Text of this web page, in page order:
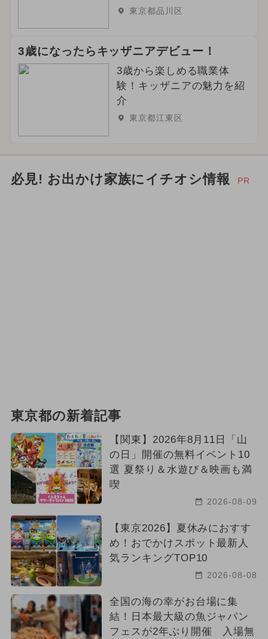
東京都品川区
3歳になったらキッザニアデビュー！
3歳から楽しめる職業体
験！キッザニアの魅力を紹
介
東京都江東区
必見! お出かけ家族にイチオシ情報 PR
東京都の新着記事
【関東】2026年8月11日「山
の日」開催の無料イベント10
選 夏祭り＆水遊び＆映画も満
喫
2026-08-09
【東京2026】夏休みにおすす
め！おでかけスポット最新人
気ランキングTOP10
2026-08-08
全国の海の幸がお台場に集
結！日本最大級の魚ジャパン
フェスが2年ぶり開催 入場無